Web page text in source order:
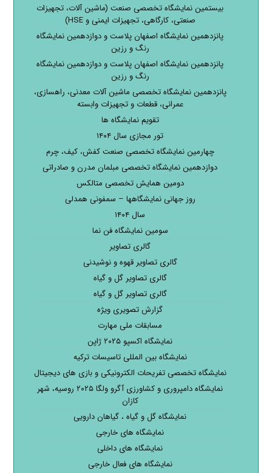
بیستمین نمایشگاه تخصصی صنعت (ماشین آلات، تجهیزات
صنعتی، کارگاهی، تجهیزات ایمنی و HSE)
پانزدهمین نمایشگاه اصفهان پلاست و دوازدهمین نمایشگاه
رنگ و رزین
پانزدهمین نمایشگاه اصفهان پلاست و دوازدهمین نمایشگاه
رنگ و رزین
پانزدهمین نمایشگاه تخصصی ماشین آلات معدنی، راهسازی،
عمرانی، قطعات و تجهیزات وابسته
تقویم نمایشگاه ها
تور مجازی سال ۱۴۰۴
چهارمین نمایشگاه تخصصی صنعت کفش، کیف، چرم
دوازدهمین نمایشگاه تخصصی مبلمان مدرن و صادراتی
دومین همایش تخصصی متالکس
روز جهانی نمایشگاهها – سمفونی همدلی
سال ۱۴۰۴
سومین نمایشگاه فن نما
گالری تصاویر
گالری تصاویر قهوه و نوشیدنی
گالری تصاویر گل و گیاه
گالری تصاویر گل و گیاه
گزارش تصویری ویژه
مسابقات ملی مهارت
نمایشگاه اکسپو ۲۰۲۵ ژاپن
نمایشگاه بین المللی تاسیسات ترکیه
نمایشگاه تخصصی تفریحات الکترونیکی و بازی های دیجیتال
نمایشگاه دامپروری و کشاورزی آگرو ولگا ۲۰۲۵ روسیه، شهر
کازان
نمایشگاه گل و گیاه ، گیاهان دارویی
نمایشگاه های خارجی
نمایشگاه های داخلی
نمایشگاه های فعال خارجی